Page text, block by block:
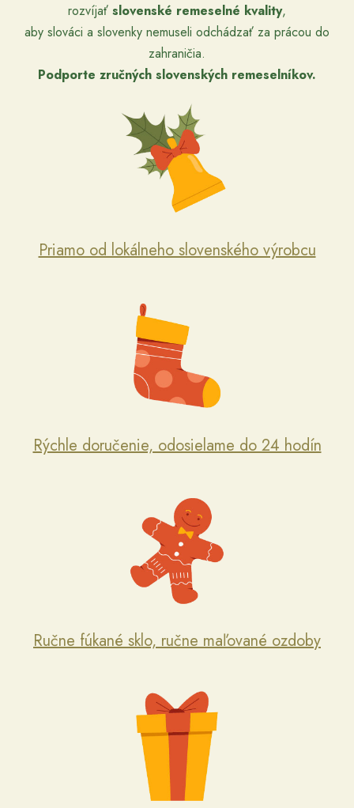
rozvíjať slovenské remeselné kvality,
aby slováci a slovenky nemuseli odchádzať za prácou do
zahraničia.
Podporte zručných slovenských remeselníkov.
Priamo od lokálneho slovenského výrobcu
Rýchle doručenie, odosielame do 24 hodín
Ručne fúkané sklo, ručne maľované ozdoby